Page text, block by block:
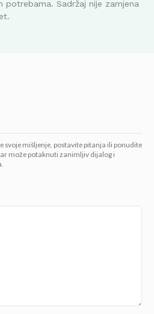
potrebama. Sadržaj nije zamjena
svoje mišljenje, postavite pitanja ili ponudite
može potaknuti zanimljiv dijalog i